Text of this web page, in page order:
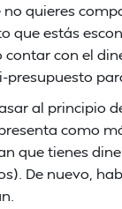
quieres
que estás
con el
al principio
como
que tienes
De nuevo,